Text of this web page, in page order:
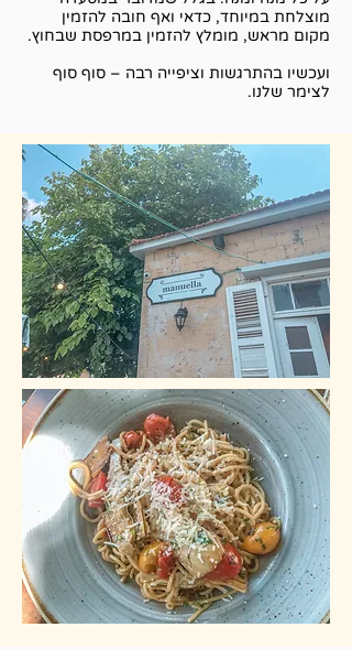
מוצלחת במיוחד, כדאי ואף חובה להזמין
מקום מראש, מומלץ להזמין במרפסת שבחוץ.
ועכשיו בהתרגשות וציפייה רבה – סוף סוף
לצימר שלנו.